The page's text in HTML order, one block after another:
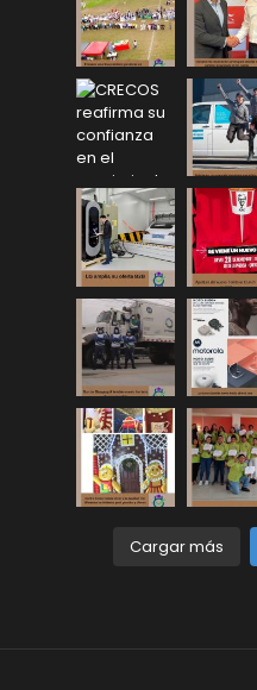
Cargar más